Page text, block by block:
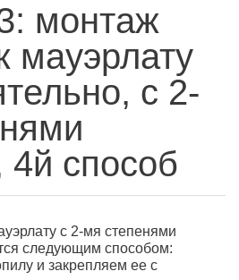
монтаж
мауэрлату
с 2-
способ
с 2-мя степенями
следующим способом:
и закрепляем ее с